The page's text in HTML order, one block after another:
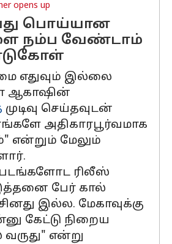
opens up
பொய்யான
நம்ப வேண்டாம்
எதுவும் இல்லை
ஆகாஷின்
முடிவு செய்தவுடன்
அதிகாரபூர்வமாக
என்றும் மேலும்
படங்களோட ரிலீஸ்
பேர் கால்
இல்ல. மேகாவுக்கு
கேட்டு நிறைய
என்று